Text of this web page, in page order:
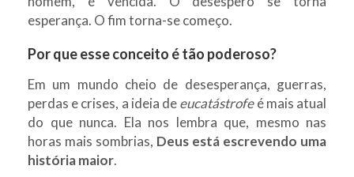
esperança. O fim torna-se começo.
Por que esse conceito é tão poderoso?
Em um mundo cheio de desesperança, guerras,
perdas e crises, a ideia deeucatástrofeé mais atual
do que nunca. Ela nos lembra que, mesmo nas
horas mais sombrias, Deus está escrevendo uma
história maior.